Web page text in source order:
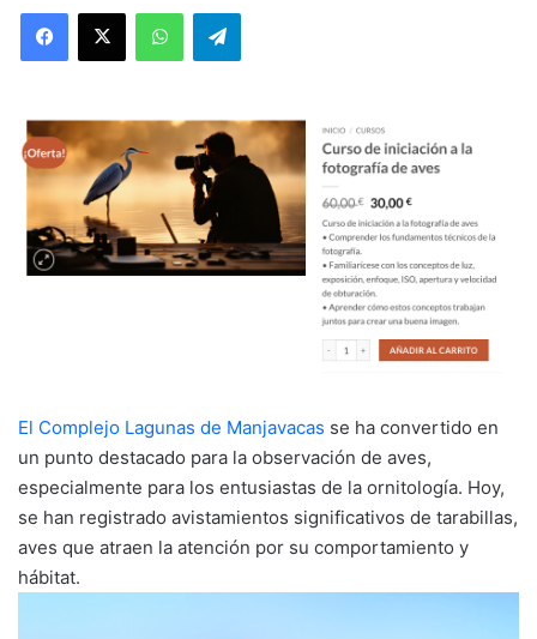
email
WhatsAppTelegram
El Complejo Lagunas de Manjavacas se ha convertido en
un punto destacado para la observación de aves,
especialmente para los entusiastas de la ornitología. Hoy,
se han registrado avistamientos significativos de tarabillas,
aves que atraen la atención por su comportamiento y
hábitat.